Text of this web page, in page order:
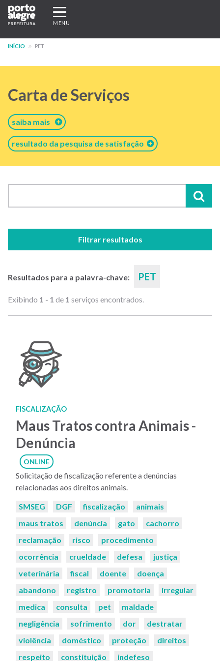
Pular
para
conteúdo
Expandir/recolher
navegação
MENU
INÍCIO PET
Carta de Serviços
saiba mais
resultado da pesquisa de satisfação
Filtrar resultados
Resultados para a palavra-chave: PET
Exibindo 1 - 1 de 1 serviços encontrados.
FISCALIZAÇÃO
Maus Tratos contra Animais -
Denúncia
ONLINE
Solicitação de fiscalização referente a denúncias
relacionadas aos direitos animais.
Palavras-
SMSEG DGF fiscalização
animais
maus tratos
denúncia gato
cachorro
reclamação
risco
procedimento
ocorrência
crueldade defesa
justiça
veterinária
fiscal doente
doença
abandono
registro promotoria
irregular
medica
consulta pet
maldade
negligência
sofrimento dor
destratar
violência
doméstico proteção
direitos
respeito
constituição
indefeso